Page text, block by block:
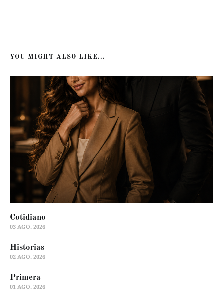
YOU MIGHT ALSO LIKE...
Cotidiano
03 AGO. 2026
Historias
02 AGO. 2026
Primera
01 AGO. 2026